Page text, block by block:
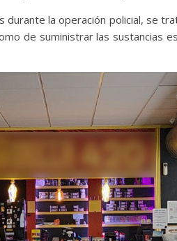
durante la operación policial, se
de suministrar las sustancias